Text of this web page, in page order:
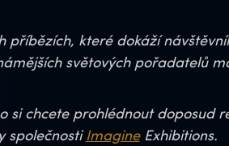
příbězích, které dokáží
světových pořadatelů
si chcete prohlédnout doposud
společnosti ImagineExhibitions.